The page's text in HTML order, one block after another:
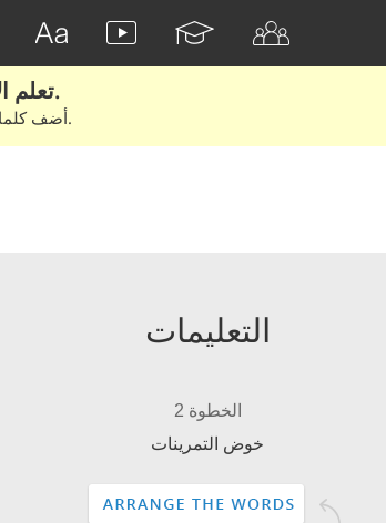
تعلم الإنجليزية الحقيقية من الأفلام والكتب.
أضف كلمات أو عبارات للتعلم والتدريب مع متعلمين آخرين.
التعليمات
الخطوة 2
خوض التمرينات